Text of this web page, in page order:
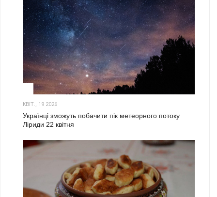
КВІТ., 19 2026
Українці зможуть побачити пік метеорного потоку
Ліриди 22 квітня